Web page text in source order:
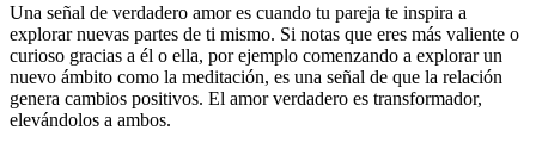
Una señal de verdadero amor es cuando tu pareja te inspira a
explorar nuevas partes de ti mismo. Si notas que eres más valiente o
curioso gracias a él o ella, por ejemplo comenzando a explorar un
nuevo ámbito como la meditación, es una señal de que la relación
genera cambios positivos. El amor verdadero es transformador,
elevándolos a ambos.